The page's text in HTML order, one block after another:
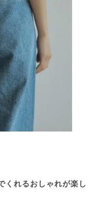
くれるおしゃれが楽し